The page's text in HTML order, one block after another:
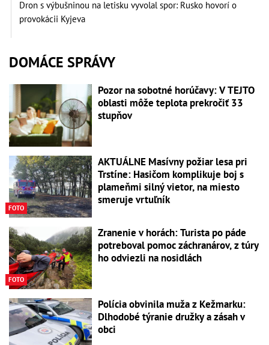
Dron s výbušninou na letisku vyvolal spor: Rusko hovorí o
provokácii Kyjeva
DOMÁCE SPRÁVY
Pozor na sobotné horúčavy: V TEJTO
oblasti môže teplota prekročiť 33
stupňov
FOTO
AKTUÁLNE Masívny požiar lesa pri
Trstíne: Hasičom komplikuje boj s
plameňmi silný vietor, na miesto
smeruje vrtuľník
FOTO
Zranenie v horách: Turista po páde
potreboval pomoc záchranárov, z túry
ho odviezli na nosidlách
Polícia obvinila muža z Kežmarku:
Dlhodobé týranie družky a zásah v
obci